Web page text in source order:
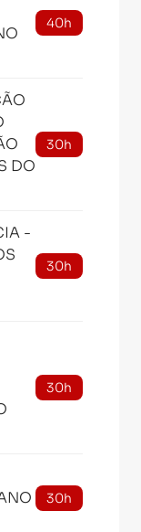
40h
DO
30h
-
30h
30h
30h